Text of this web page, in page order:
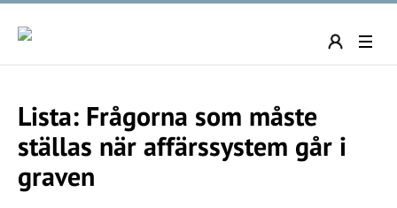
Lista: Frågorna som måste
ställas när affärssystem går i
graven